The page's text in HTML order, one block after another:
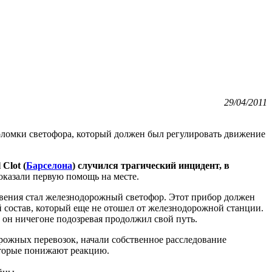
29/04/2011
светофора, который должен был регулировать движение
Clot (Барселона) случился трагический инцидент, в
первую помощь на месте.
стал железнодорожный светофор. Этот прибор должен
который еще не отошел от железнодорожной станции.
ничегоне подозревая продолжил свой путь.
перевозок, начали собственное расследование
понижают реакцию.